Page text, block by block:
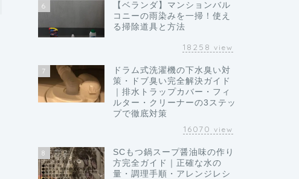
6
【ベランダ】マンションバル
コニーの雨染みを一掃！使え
る掃除道具と方法
18258 view
7
ドラム式洗濯機の下水臭い対
策・ドブ臭い完全解決ガイド
｜排水トラップカバー・フィ
ルター・クリーナーの3ステッ
プで徹底対策
16070 view
8
SCもつ鍋スープ醤油味の作り
方完全ガイド｜正確な水の
量・調理手順・アレンジレシ